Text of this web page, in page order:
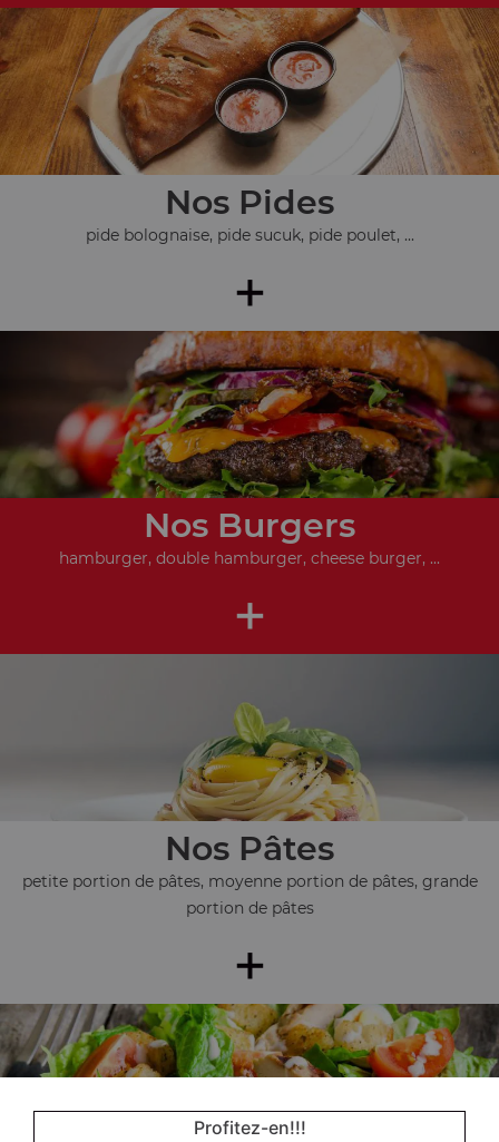
Nos Pides
pide bolognaise, pide sucuk, pide poulet, ...
+
Nos Burgers
hamburger, double hamburger, cheese burger, ...
+
Nos Pâtes
petite portion de pâtes, moyenne portion de pâtes, grande
portion de pâtes
+
Profitez-en!!!